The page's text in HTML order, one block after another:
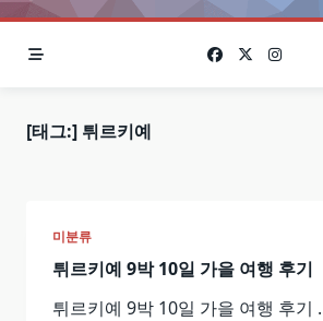
[태그:] 튀르키예
미분류
튀르키예 9박 10일 가을 여행 후기
튀르키예 9박 10일 가을 여행 후기